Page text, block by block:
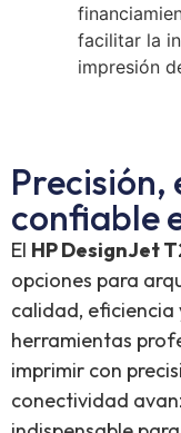
facilitar la
impresión
Precisión,
confiable
El HP DesignJet
opciones para
calidad,
herramientas
imprimir con
conectividad